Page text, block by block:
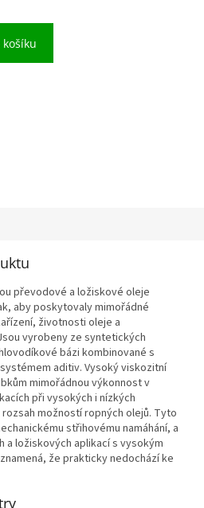
převodové a ložiskové oleje
aby poskytovaly mimořádné
životnosti oleje a
vyrobeny ze syntetických
bázi kombinované s
aditiv. Vysoký viskozitní
mimořádnou výkonnost v
při vysokých i nízkých
možností ropných olejů. Tyto
střihovému namáhání, a
ložiskových aplikací s vysokým
že prakticky nedochází ke